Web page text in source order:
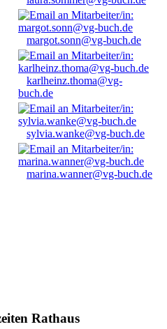
margot.sonn@vg-buch.de
karlheinz.thoma@vg-
buch.de
sylvia.wanke@vg-buch.de
marina.wanner@vg-buch.de
Rathaus